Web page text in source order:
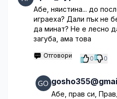
Абе, няистина... до
играеха? Дали пък не
да минат? Не е лесно
загуба, ама това
Отговори 0 0
Абе, прав си,